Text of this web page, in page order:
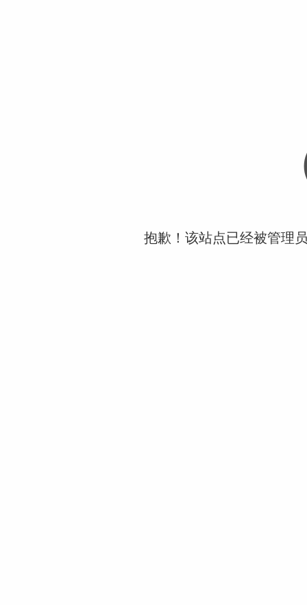
抱歉！该站点已经被管理